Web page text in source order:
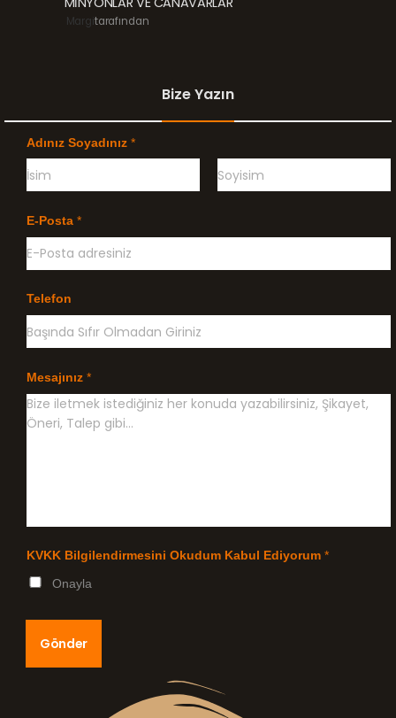
Margitarafından
Bize Yazın
Adınız Soyadınız *
c
e
i
l
e
E-Posta *
Telefon
Mesajınız *
KVKK Bilgilendirmesini Okudum Kabul Ediyorum *
Onayla
Gönder